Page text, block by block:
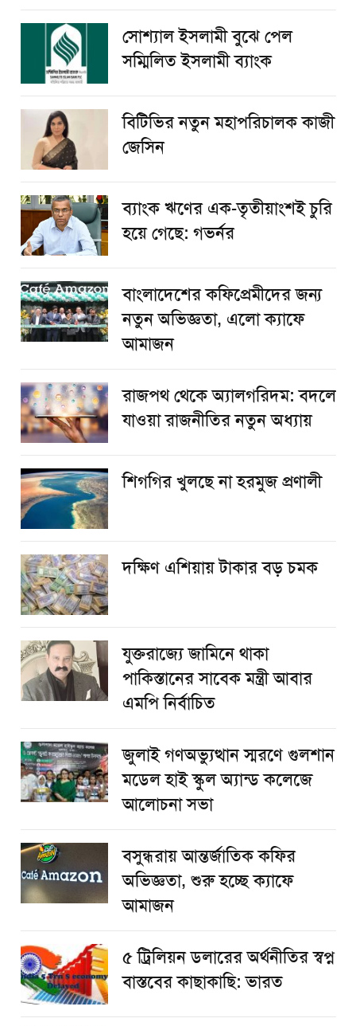
সোশ্যাল ইসলামী বুঝে পেল
সম্মিলিত ইসলামী ব্যাংক
বিটিভির নতুন মহাপরিচালক কাজী
জেসিন
ব্যাংক ঋণের এক-তৃতীয়াংশই চুরি
হয়ে গেছে: গভর্নর
বাংলাদেশের কফিপ্রেমীদের জন্য
নতুন অভিজ্ঞতা, এলো ক্যাফে
আমাজন
রাজপথ থেকে অ্যালগরিদম: বদলে
যাওয়া রাজনীতির নতুন অধ্যায়
শিগগির খুলছে না হরমুজ প্রণালী
দক্ষিণ এশিয়ায় টাকার বড় চমক
যুক্তরাজ্যে জামিনে থাকা
পাকিস্তানের সাবেক মন্ত্রী আবার
এমপি নির্বাচিত
জুলাই গণঅভ্যুত্থান স্মরণে গুলশান
মডেল হাই স্কুল অ্যান্ড কলেজে
আলোচনা সভা
বসুন্ধরায় আন্তর্জাতিক কফির
অভিজ্ঞতা, শুরু হচ্ছে ক্যাফে
আমাজন
৫ ট্রিলিয়ন ডলারের অর্থনীতির স্বপ্ন
বাস্তবের কাছাকাছি: ভারত